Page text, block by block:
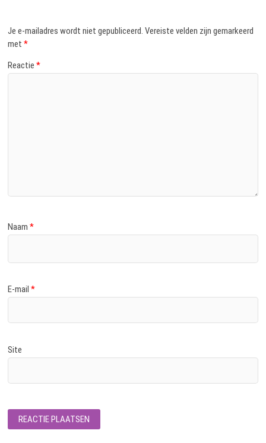
Je e-mailadres wordt niet gepubliceerd. Vereiste velden zijn gemarkeerd
met*
Reactie*
Naam*
E-mail*
Site